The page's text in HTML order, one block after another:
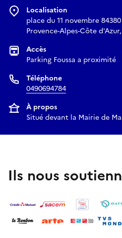
Localisation
place du 11 novembre
Provence-Alpes-Côte
Accès
Parking Foussa a proximité
Téléphone
0490694784
À propos
Situé devant la Mairie de
Ils nous